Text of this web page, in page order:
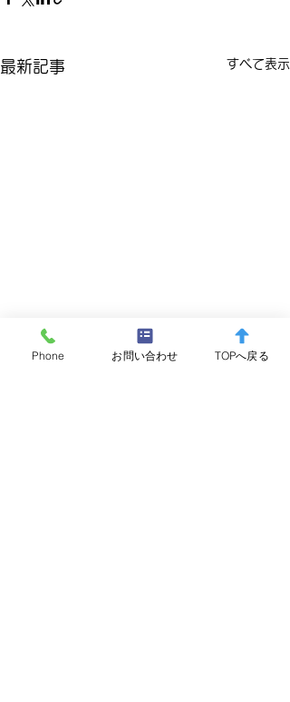
最新記事 すべて表示
Phone お問い合わせ TOPへ戻る